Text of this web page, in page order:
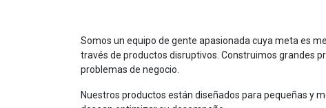
Somos un equipo de gente apasionada cuya meta es
través de productos disruptivos. Construimos grandes
problemas de negocio.
Nuestros productos están diseñados para pequeñas y